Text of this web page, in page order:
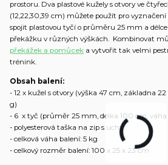
prostoru. Dva plastové kužely s otvory ve
(12,22,30,39 cm) můžete použít pro
spojit plastovou tyčí o průměru 25 mm a
překážku v různých výškách. Kombinovat
překážek a pomůcek a vytvořit tak velmi
trénink.
Obsah balení:
- 12 x kužel s otvory (výška 47 cm, základna
g)
- 6 x tyč (průměr 25 mm, délka 100 cm,
- polyesterová taška na zip s uchy
- celková váha balení: 5 kg
- celkový rozměr balení: 100 x 25 x 23 cm